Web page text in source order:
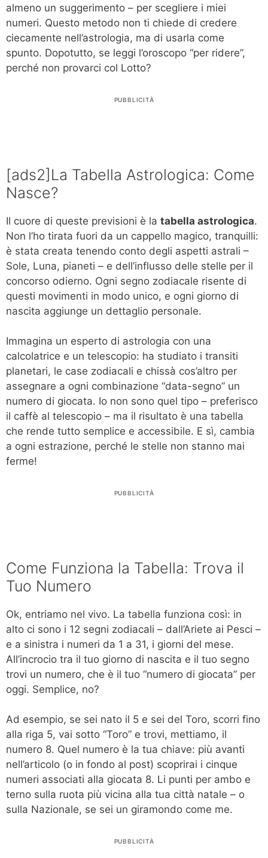
almeno un suggerimento – per scegliere i miei
numeri. Questo metodo non ti chiede di credere
ciecamente nell’astrologia, ma di usarla come
spunto. Dopotutto, se leggi l’oroscopo “per ridere”,
perché non provarci col Lotto?
PUBBLICITÀ
[ads2]La Tabella Astrologica: Come
Nasce?
Il cuore di queste previsioni è la tabella astrologica.
Non l’ho tirata fuori da un cappello magico, tranquilli:
è stata creata tenendo conto degli aspetti astrali –
Sole, Luna, pianeti – e dell’influsso delle stelle per il
concorso odierno. Ogni segno zodiacale risente di
questi movimenti in modo unico, e ogni giorno di
nascita aggiunge un dettaglio personale.
Immagina un esperto di astrologia con una
calcolatrice e un telescopio: ha studiato i transiti
planetari, le case zodiacali e chissà cos’altro per
assegnare a ogni combinazione “data-segno” un
numero di giocata. Io non sono quel tipo – preferisco
il caffè al telescopio – ma il risultato è una tabella
che rende tutto semplice e accessibile. E sì, cambia
a ogni estrazione, perché le stelle non stanno mai
ferme!
PUBBLICITÀ
Come Funziona la Tabella: Trova il
Tuo Numero
Ok, entriamo nel vivo. La tabella funziona così: in
alto ci sono i 12 segni zodiacali – dall’Ariete ai Pesci –
e a sinistra i numeri da 1 a 31, i giorni del mese.
All’incrocio tra il tuo giorno di nascita e il tuo segno
trovi un numero, che è il tuo “numero di giocata” per
oggi. Semplice, no?
Ad esempio, se sei nato il 5 e sei del Toro, scorri fino
alla riga 5, vai sotto “Toro” e trovi, mettiamo, il
numero 8. Quel numero è la tua chiave: più avanti
nell’articolo (o in fondo al post) scoprirai i cinque
numeri associati alla giocata 8. Li punti per ambo e
terno sulla ruota più vicina alla tua città natale – o
sulla Nazionale, se sei un giramondo come me.
PUBBLICITÀ